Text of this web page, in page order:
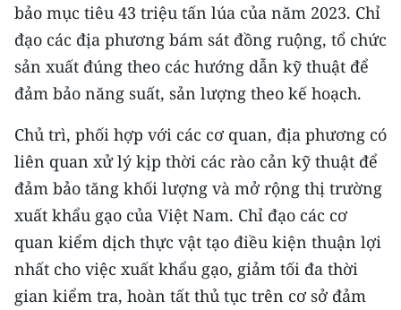
Ảnh
Infographic
TIN ĐỊA PHƯƠNG
Trung du và miền núi phía Bắc
Đồng bằng sông Hồng
Bắc Trung Bộ
bảo mục tiêu 43 triệu tấn lúa của năm 2023. Chỉ
đạo các địa phương bám sát đồng ruộng, tổ chức
sản xuất đúng theo các hướng dẫn kỹ thuật để
đảm bảo năng suất, sản lượng theo kế hoạch.
Chủ trì, phối hợp với các cơ quan, địa phương có
liên quan xử lý kịp thời các rào cản kỹ thuật để
đảm bảo tăng khối lượng và mở rộng thị trường
xuất khẩu gạo của Việt Nam. Chỉ đạo các cơ
quan kiểm dịch thực vật tạo điều kiện thuận lợi
nhất cho việc xuất khẩu gạo, giảm tối đa thời
gian kiểm tra, hoàn tất thủ tục trên cơ sở đảm